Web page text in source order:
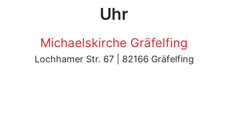
Uhr
Michaelskirche Gräfelfing
Lochhamer Str. 67 | 82166 Gräfelfing